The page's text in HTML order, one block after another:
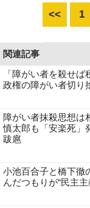
<< 1
関連記事
「障がい者を殺せ
政権の障がい者切り
障がい者抹殺思想は
慎太郎も「安楽死」
跋扈
小池百合子と橋下徹
んだつもりが“民主